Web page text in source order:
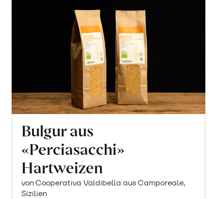
Bulgur aus
«Perciasacchi»
Hartweizen
von Cooperativa Valdibella aus Camporeale,
Sizilien